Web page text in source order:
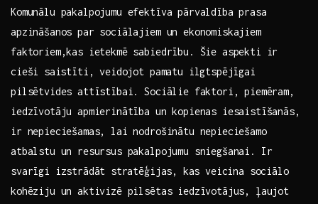
Komunālu pakalpojumu efektīva pārvaldība prasa
apzināšanos par sociālajiem un ekonomiskajiem
faktoriem,kas ietekmē sabiedrību. Šie aspekti ir
cieši⁢ saistīti, veidojot pamatu ilgtspējīgai
pilsētvides attīstībai. Sociālie faktori, piemēram,
iedzīvotāju apmierinātība un kopienas iesaistīšanās,​
ir nepieciešamas, lai nodrošinātu nepieciešamo
atbalstu un‍ resursus pakalpojumu sniegšanai. Ir
svarīgi izstrādāt⁢ stratēģijas,⁣ kas veicina sociālo‌
kohēziju un aktivizē pilsētas iedzīvotājus, ļaujot